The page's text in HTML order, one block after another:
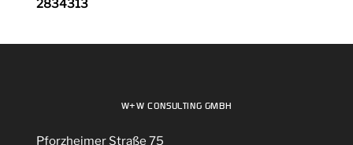
2834313
W+W CONSULTING GMBH
Pforzheimer Straße 75